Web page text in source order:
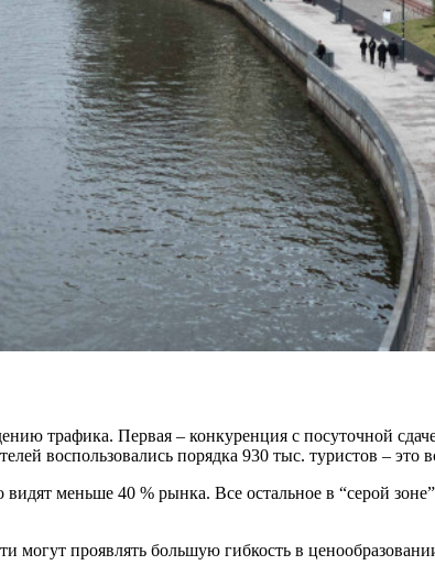
трафика. Первая – конкуренция с посуточной
воспользовались порядка 930 тыс. туристов – это
меньше 40 % рынка. Все остальное в “серой
могут проявлять большую гибкость в